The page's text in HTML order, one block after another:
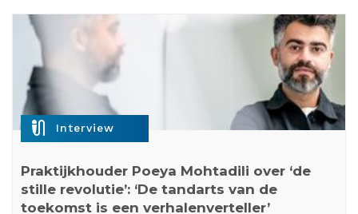
mic_external_on Interview
Praktijkhouder Poeya Mohtadili over ‘de
stille revolutie’: ‘De tandarts van de
toekomst is een verhalenverteller’